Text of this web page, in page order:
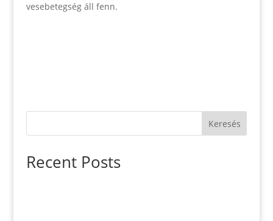
vesebetegség áll fenn.
Keresés
Recent Posts